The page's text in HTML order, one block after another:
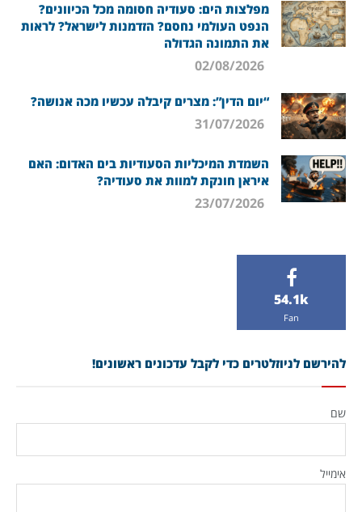
מפלצות הים: סעודיה חסומה מכל הכיוונים?
הנפט העולמי נחסם? הזדמנות לישראל? לראות
את התמונה הגדולה
“יום הדין”: מצרים קיבלה עכשיו מכה אנושה?
השמדת המיכליות הסעודיות בים האדום: האם
איראן חונקת למוות את סעודיה?
54.1k
Fan
להירשם לניוזלטרים כדי לקבל עדכונים ראשונים!
שם
אימייל